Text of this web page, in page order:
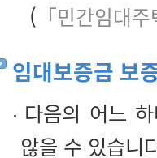
( 「민간임대
임대보증금 보
다음의 어느
않을 수 있습니